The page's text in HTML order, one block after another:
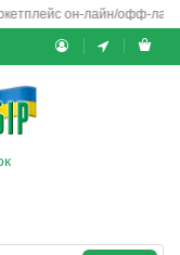
он-лайн/офф-лайн